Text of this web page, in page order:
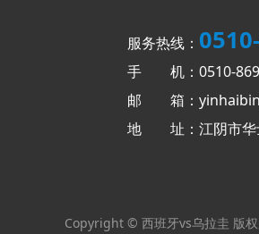
服务热线：
手 机：0510-
邮 箱：
地 址：江阴市华
Copyright © 西班牙vs乌拉圭 版